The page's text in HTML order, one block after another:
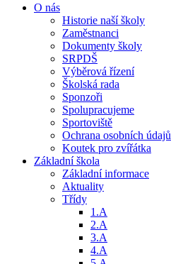
O nás
Historie naší školy
Zaměstnanci
Dokumenty školy
SRPDŠ
Výběrová řízení
Školská rada
Sponzoři
Spolupracujeme
Sportoviště
Ochrana osobních údajů
Koutek pro zvířátka
Základní škola
Základní informace
Aktuality
Třídy
1.A
2.A
3.A
4.A